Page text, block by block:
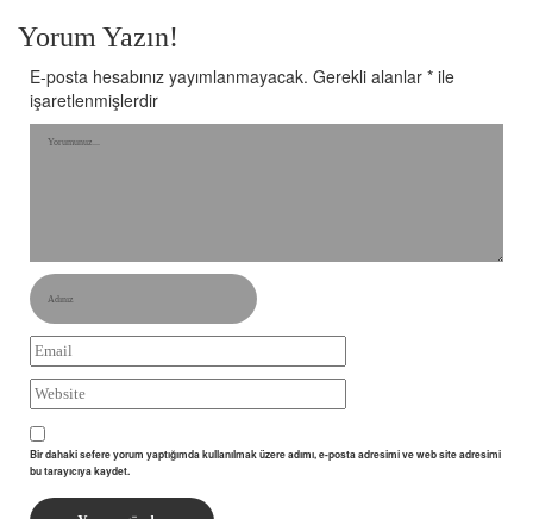
Yorum Yazın!
E-posta hesabınız yayımlanmayacak. Gerekli alanlar * ile
işaretlenmişlerdir
Bir dahaki sefere yorum yaptığımda kullanılmak üzere adımı, e-posta adresimi ve web site adresimi
bu tarayıcıya kaydet.